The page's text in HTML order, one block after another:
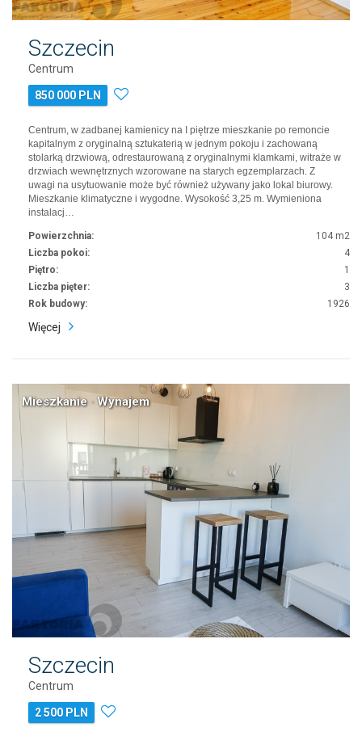
Szczecin
Centrum
850 000 PLN
Centrum, w zadbanej kamienicy na I piętrze mieszkanie po remoncie
kapitalnym z oryginalną sztukaterią w jednym pokoju i zachowaną
stolarką drzwiową, odrestaurowaną z oryginalnymi klamkami, witraże w
drzwiach wewnętrznych wzorowane na starych egzemplarzach. Z
uwagi na usytuowanie może być również używany jako lokal biurowy.
Mieszkanie klimatyczne i wygodne. Wysokość 3,25 m. Wymieniona
instalacj…
Powierzchnia:
104 m2
Liczba pokoi:
4
Piętro:
1
Liczba pięter:
3
Rok budowy:
1926
Więcej
Mieszkanie · Wynajem
Szczecin
Centrum
2 500 PLN